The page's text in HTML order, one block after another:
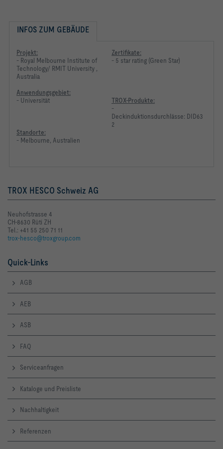
INFOS ZUM GEBÄUDE
Projekt:
- Royal Melbourne Institute of
Technology/ RMIT University ,
Australia
Anwendungsgebiet:
- Universität
Standorte:
- Melbourne, Australien
Zertifikate:
- 5 star rating (Green Star)
TROX-Produkte:
-
Deckinduktionsdurchlässe: DID63
2
TROX HESCO Schweiz AG
Neuhofstrasse 4
CH-8630 Rüti ZH
Tel.: +41 55 250 71 11
trox-hesco@troxgroup.com
Quick-Links
AGB
AEB
ASB
FAQ
Serviceanfragen
Kataloge und Preisliste
Nachhaltigkeit
Referenzen